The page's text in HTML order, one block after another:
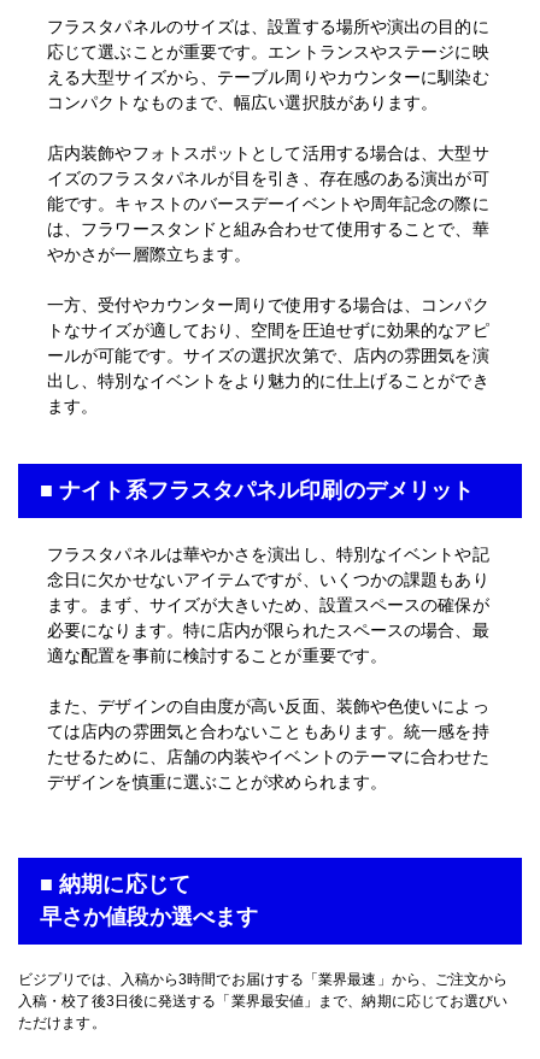
フラスタパネルのサイズは、設置する場所や演出の目的に
応じて選ぶことが重要です。エントランスやステージに映
える大型サイズから、テーブル周りやカウンターに馴染む
コンパクトなものまで、幅広い選択肢があります。
店内装飾やフォトスポットとして活用する場合は、大型サ
イズのフラスタパネルが目を引き、存在感のある演出が可
能です。キャストのバースデーイベントや周年記念の際に
は、フラワースタンドと組み合わせて使用することで、華
やかさが一層際立ちます。
一方、受付やカウンター周りで使用する場合は、コンパク
トなサイズが適しており、空間を圧迫せずに効果的なアピ
ールが可能です。サイズの選択次第で、店内の雰囲気を演
出し、特別なイベントをより魅力的に仕上げることができ
ます。
■ ナイト系フラスタパネル印刷のデメリット
フラスタパネルは華やかさを演出し、特別なイベントや記
念日に欠かせないアイテムですが、いくつかの課題もあり
ます。まず、サイズが大きいため、設置スペースの確保が
必要になります。特に店内が限られたスペースの場合、最
適な配置を事前に検討することが重要です。
また、デザインの自由度が高い反面、装飾や色使いによっ
ては店内の雰囲気と合わないこともあります。統一感を持
たせるために、店舗の内装やイベントのテーマに合わせた
デザインを慎重に選ぶことが求められます。
■ 納期に応じて
早さか値段か選べます
ビジプリでは、入稿から3時間でお届けする「業界最速」から、ご注文から
入稿・校了後3日後に発送する「業界最安値」まで、納期に応じてお選びい
ただけます。